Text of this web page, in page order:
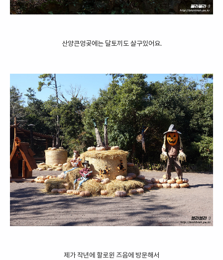
산양큰엉곶에는 달토끼도 살구있어요.
제가 작년에 할로윈 즈음에 방문해서